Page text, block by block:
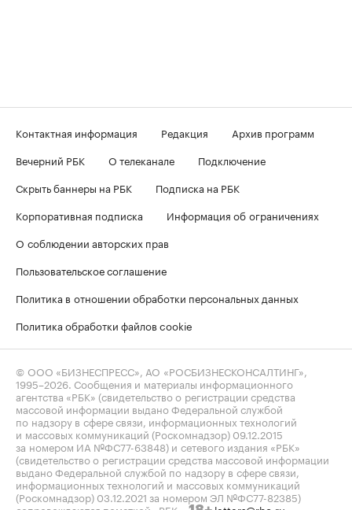
Контактная информация Редакция
Архив программ
Вечерний РБК
О телеканале
Подключение
Скрыть баннеры на РБК
Подписка на РБК
Корпоративная подписка
Информация об ограничениях
О соблюдении авторских прав
Пользовательское соглашение
Политика в отношении обработки персональных данных
Политика обработки файлов cookie
© ООО «БИЗНЕСПРЕСС», АО «РОСБИЗНЕСКОНСАЛТИНГ»,
1995–2026 . Сообщения и материалы информационного
агентства «РБК» (свидетельство о регистрации средства
массовой информации выдано Федеральной службой
по надзору в сфере связи, информационных технологий
и массовых коммуникаций (Роскомнадзор) 09.12.2015
за номером ИА №ФС77-63848) и сетевого издания «РБК»
(свидетельство о регистрации средства массовой информации
выдано Федеральной службой по надзору в сфере связи,
информационных технологий и массовых коммуникаций
(Роскомнадзор) 03.12.2021 за номером ЭЛ №ФС77-82385)